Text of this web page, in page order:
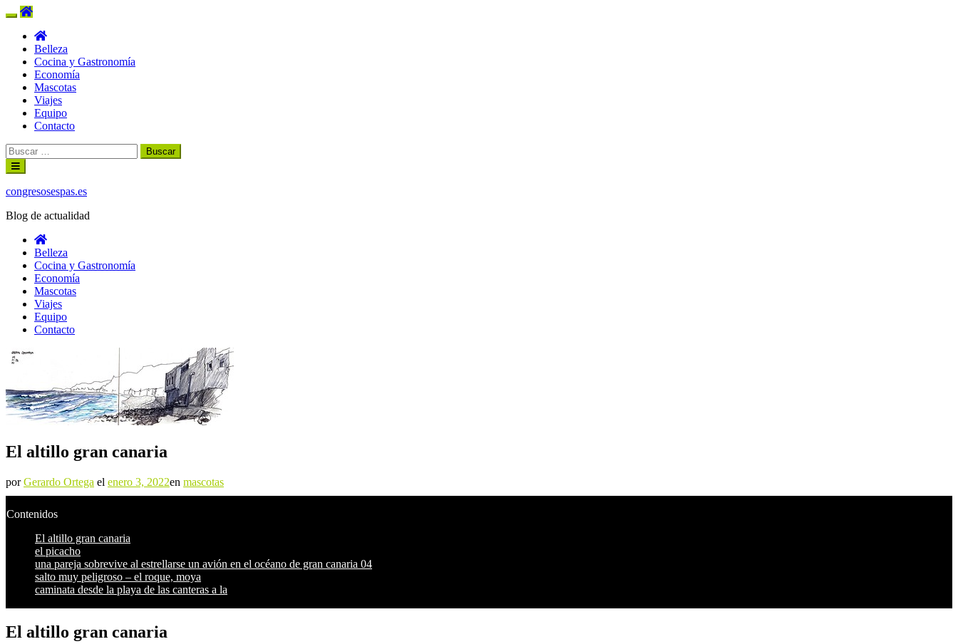
Belleza
Cocina y Gastronomía
Economía
Mascotas
Viajes
Equipo
Contacto
Buscar:
Ir
al
contenido
congresosespas.es
Blog de actualidad
Belleza
Cocina y Gastronomía
Economía
Mascotas
Viajes
Equipo
Contacto
El altillo gran canaria
porGerardo Ortega el enero 3, 2022en mascotas
Contenidos
El altillo gran canaria
el picacho
una pareja sobrevive al estrellarse un avión en el océano de gran canaria 04
salto muy peligroso – el roque, moya
caminata desde la playa de las canteras a la
El altillo gran canaria